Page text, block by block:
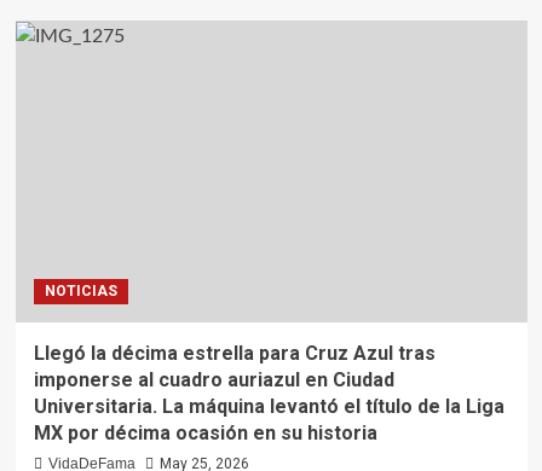
NOTICIAS
Llegó la décima estrella para Cruz Azul tras
imponerse al cuadro auriazul en Ciudad
Universitaria. La máquina levantó el título de la Liga
MX por décima ocasión en su historia
VidaDeFama
May 25, 2026